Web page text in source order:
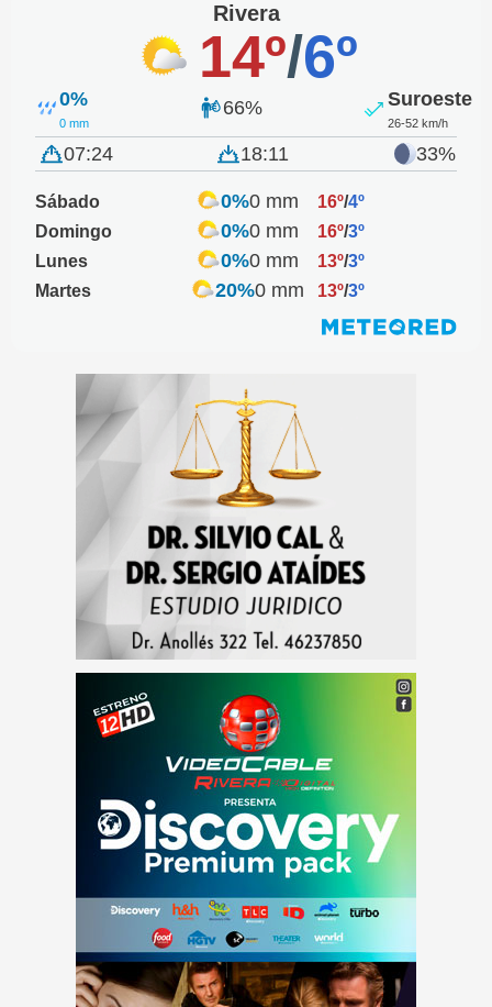
Rivera
14º/6º
0%
0 mm
66% Suroeste
26-52 km/h
07:24 18:11 33%
Sábado 0%0 mm 16º/4º
Domingo
0%0 mm 16º/3º
Lunes
0%0 mm 13º/3º
Martes
20%0 mm 13º/3º